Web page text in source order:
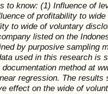
to know: (1) Influence of
of profitability to
to wide of voluntary
listed on the
by purposive sampling
used in this research is
method at
regression. The results
effect on the wide of